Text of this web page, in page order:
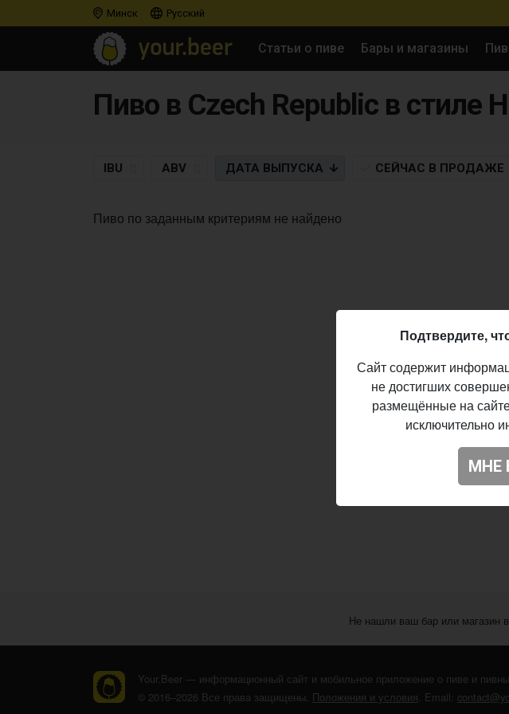
Минск Русский
Статьи о пиве Бары и магазины
IBU ABV ДАТА ВЫПУСКА СЕЙЧАС В ПРОДАЖЕ
Пиво по заданным критериям не найдено
Не нашли ваш бар или магазин в
Your.Beer — информационный сайт и мобильное приложение о пиве и
© 2016–2026 Все права защищены. Положения и условия. Email:
Подтвердите,
Сайт содержит
не достигших
размещённые на
исключительно
МНЕ